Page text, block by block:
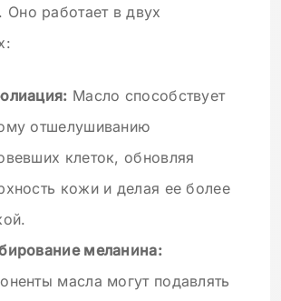
Оно работает в двух
Масло способствует
отшелушиванию
клеток, обновляя
кожи и делая ее более
меланина:
масла могут подавлять